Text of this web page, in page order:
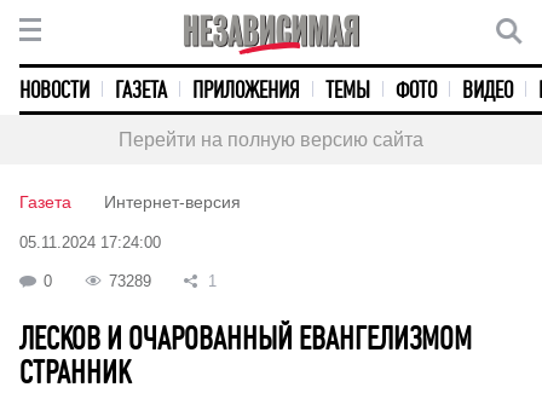
НОВОСТИ ГАЗЕТА ПРИЛОЖЕНИЯ ТЕМЫ ФОТО ВИДЕО
Перейти на полную версию сайта
Газета Интернет-версия
05.11.2024 17:24:00
0 73289 1
ЛЕСКОВ И ОЧАРОВАННЫЙ ЕВАНГЕЛИЗМОМ
СТРАННИК